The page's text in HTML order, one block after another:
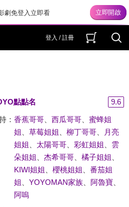
劇免登入立即看
登入 / 註冊
點點名 9.6
： 香蕉哥哥、 西瓜哥哥、 蜜蜂姐
姐
草莓姐姐 柳丁哥哥、
月亮
姐姐
太陽哥哥、 彩虹姐姐
雲
朵姐姐
杰希哥哥、 橘子姐姐
KIWI姐姐
櫻桃姐姐
番茄姐
姐
YOYOMAN家族、 阿魯寶、
阿嗚